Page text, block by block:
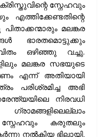
സ്നേഹവും
മലങ്കര
ഭാരതമൊട്ടുക്കും
ഒഴിഞ്ഞു വച്ചു.
മലങ്കര സഭയുടെ
എന്ന് അതിയായി
പരിശ്രമിച്ച അഭി
നിരവധി
സ്നേഹവും കരുതലും
നല്‍കിയ ഭിലായി,